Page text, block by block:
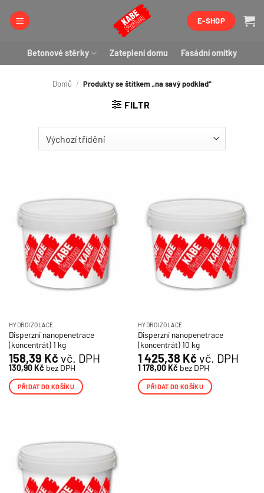
E-SHOP
Betonové stěrky Zateplení domu Fasádní omítky
Domů / Produkty se štítkem „na savý podklad“
FILTR
HYDROIZOLACE
Disperzní nanopenetrace
(koncentrát) 1 kg
158,39 Kč vč. DPH
130,90Kč bez DPH
PŘIDAT DO KOŠÍKU
HYDROIZOLACE
Disperzní nanopenetrace
(koncentrát) 10 kg
1 425,38 Kč vč. DPH
1 178,00Kč bez DPH
PŘIDAT DO KOŠÍKU